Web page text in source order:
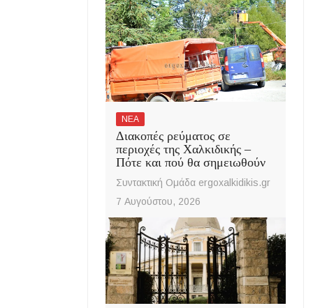
ΝΕΑ
Διακοπές ρεύματος σε
περιοχές της Χαλκιδικής –
Πότε και πού θα σημειωθούν
Συντακτική Ομάδα ergoxalkidikis.gr
7 Αυγούστου, 2026